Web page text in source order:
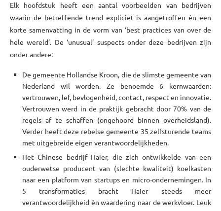
Elk hoofdstuk heeft een aantal voorbeelden van bedrijven
waarin de betreffende trend expliciet is aangetroffen èn een
korte samenvatting in de vorm van ‘best practices van over de
hele wereld’. De ‘unusual’ suspects onder deze bedrijven zijn
onder andere:
De gemeente Hollandse Kroon, die de slimste gemeente van
Nederland wil worden. Ze benoemde 6 kernwaarden:
vertrouwen, lef, bevlogenheid, contact, respect en innovatie.
Vertrouwen werd in de praktijk gebracht door 70% van de
regels af te schaffen (ongehoord binnen overheidsland).
Verder heeft deze rebelse gemeente 35 zelfsturende teams
met uitgebreide eigen verantwoordelijkheden.
Het Chinese bedrijf Haier, die zich ontwikkelde van een
ouderwetse producent van (slechte kwaliteit) koelkasten
naar een platform van startups en micro-ondernemingen. In
5 transformaties bracht Haier steeds meer
verantwoordelijkheid èn waardering naar de werkvloer. Leuk